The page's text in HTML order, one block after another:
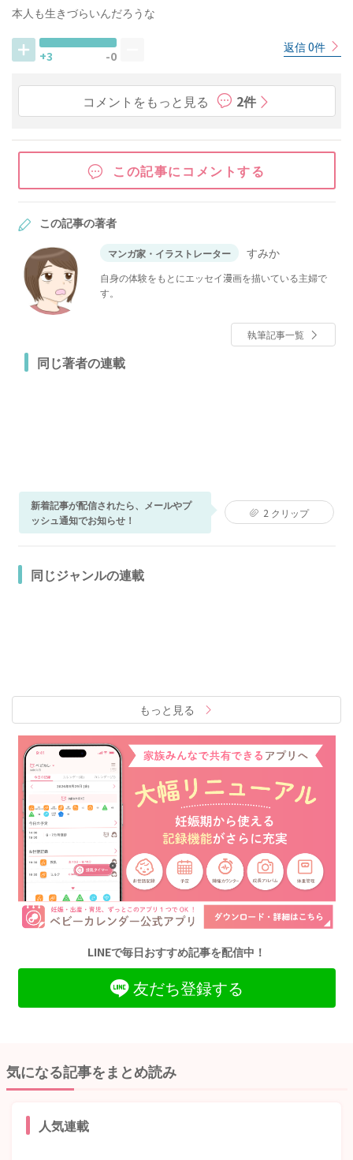
本人も生きづらいんだろうな
+3 -0
返信 0件
コメントをもっと見る 2件
この記事にコメントする
この記事の著者
マンガ家・イラストレーター すみか
自身の体験をもとにエッセイ漫画を描いている主婦で
す。
執筆記事一覧
同じ著者の連載
新着記事が配信されたら、メールやプ
ッシュ通知でお知らせ！
2 クリップ
同じジャンルの連載
もっと見る
LINEで毎日おすすめ記事を配信中！
友だち登録する
気になる記事をまとめ読み
人気連載